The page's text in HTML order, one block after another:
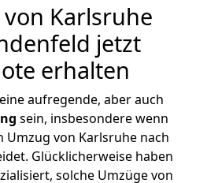
Karlsruhe
jetzt
erhalten
aufregende, aber auch
sein, insbesondere wenn
Umzug von Karlsruhe nach
Glücklicherweise haben
solche Umzüge von